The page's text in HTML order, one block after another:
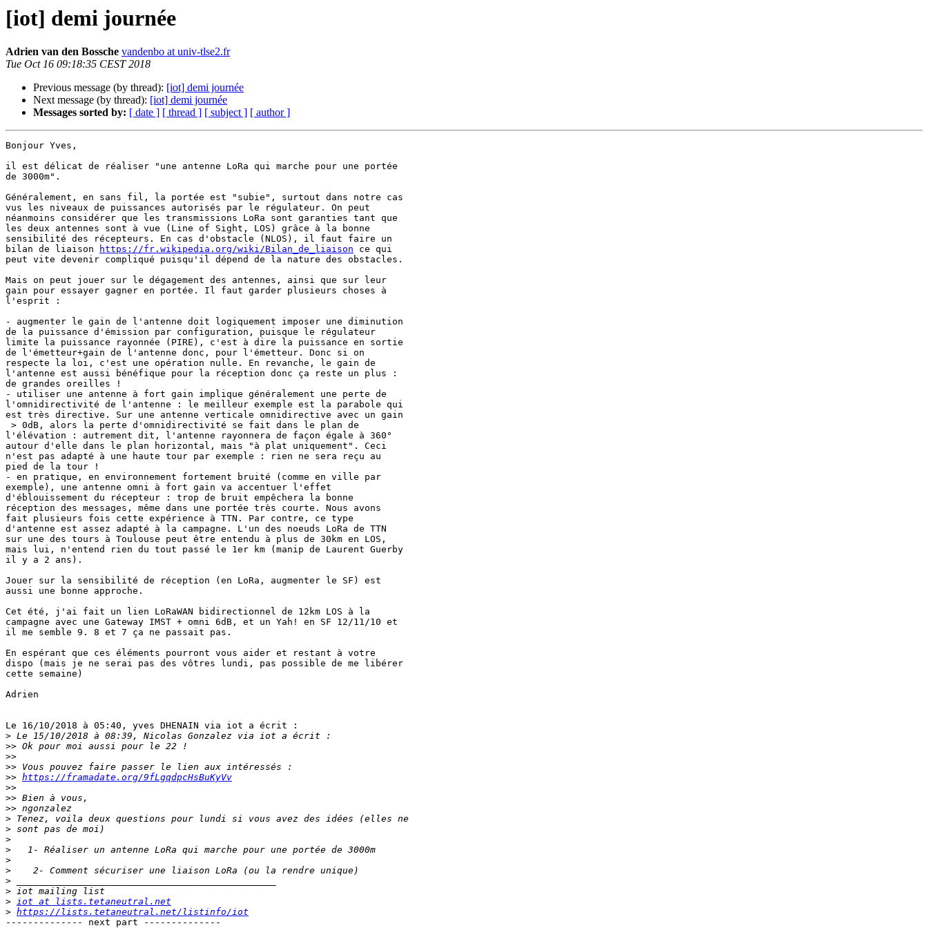
[iot] demi journée
Adrien van den Bossche vandenbo at univ-tlse2.fr
Tue Oct 16 09:18:35 CEST 2018
Previous message (by thread): [iot] demi journée
Next message (by thread): [iot] demi journée
Messages sorted by: [ date ] [ thread ] [ subject ] [ author ]
Bonjour Yves,
il est délicat de réaliser "une antenne LoRa qui marche pour une portée
de 3000m".
Généralement, en sans fil, la portée est "subie", surtout dans notre cas
vus les niveaux de puissances autorisés par le régulateur. On peut
néanmoins considérer que les transmissions LoRa sont garanties tant que
les deux antennes sont à vue (Line of Sight, LOS) grâce à la bonne
sensibilité des récepteurs. En cas d'obstacle (NLOS), il faut faire un
bilan de liaison
https://fr.wikipedia.org/wiki/Bilan_de_liaison ce qui
peut vite devenir compliqué puisqu'il dépend de la nature des obstacles.
Mais on peut jouer sur le dégagement des antennes, ainsi que sur leur
gain pour essayer gagner en portée. Il faut garder plusieurs choses à
l'esprit :
- augmenter le gain de l'antenne doit logiquement imposer une diminution
de la puissance d'émission par configuration, puisque le régulateur
limite la puissance rayonnée (PIRE), c'est à dire la puissance en sortie
de l'émetteur+gain de l'antenne donc, pour l'émetteur. Donc si on
respecte la loi, c'est une opération nulle. En revanche, le gain de
l'antenne est aussi bénéfique pour la réception donc ça reste un plus :
de grandes oreilles !
- utiliser une antenne à fort gain implique généralement une perte de
l'omnidirectivité de l'antenne : le meilleur exemple est la parabole qui
est très directive. Sur une antenne verticale omnidirective avec un gain
l'élévation : autrement dit, l'antenne rayonnera de façon égale à 360°
autour d'elle dans le plan horizontal, mais "à plat uniquement". Ceci
n'est pas adapté à une haute tour par exemple : rien ne sera reçu au
pied de la tour !
- en pratique, en environnement fortement bruité (comme en ville par
exemple), une antenne omni à fort gain va accentuer l'effet
d'éblouissement du récepteur : trop de bruit empêchera la bonne
réception des messages, même dans une portée très courte. Nous avons
fait plusieurs fois cette expérience à TTN. Par contre, ce type
d'antenne est assez adapté à la campagne. L'un des noeuds LoRa de TTN
sur une des tours à Toulouse peut être entendu à plus de 30km en LOS,
mais lui, n'entend rien du tout passé le 1er km (manip de Laurent Guerby
il y a 2 ans).
Jouer sur la sensibilité de réception (en LoRa, augmenter le SF) est
aussi une bonne approche.
Cet été, j'ai fait un lien LoRaWAN bidirectionnel de 12km LOS à la
campagne avec une Gateway IMST + omni 6dB, et un Yah! en SF 12/11/10 et
il me semble 9. 8 et 7 ça ne passait pas.
En espérant que ces éléments pourront vous aider et restant à votre
dispo (mais je ne serai pas des vôtres lundi, pas possible de me libérer
cette semaine)
Adrien
Le 16/10/2018 à 05:40, yves DHENAIN via iot a écrit :
>
>>
>>
>>
>> https://framadate.org/9fLgqdpcHsBuKyVv
>>
>>
>>
>
>
>
>
>
>
>
>
> iot at lists.tetaneutral.net
> https://lists.tetaneutral.net/listinfo/iot
-------------- next part --------------